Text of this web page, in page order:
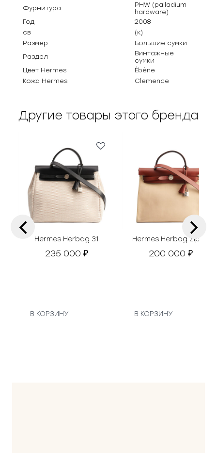
Фурнитура
PHW (palladium
hardware)
Год
2008
св
(к)
Размер
Большие сумки
Раздел
Винтажные
сумки
Цвет Hermes
Ébène
Кожа Hermes
Clemence
Другие товары этого бренда
Hermes Herbag 31
235 000 ₽
В КОРЗИНУ
Hermes Herbag Zip 31
200 000 ₽
В КОРЗИНУ
‹ ›